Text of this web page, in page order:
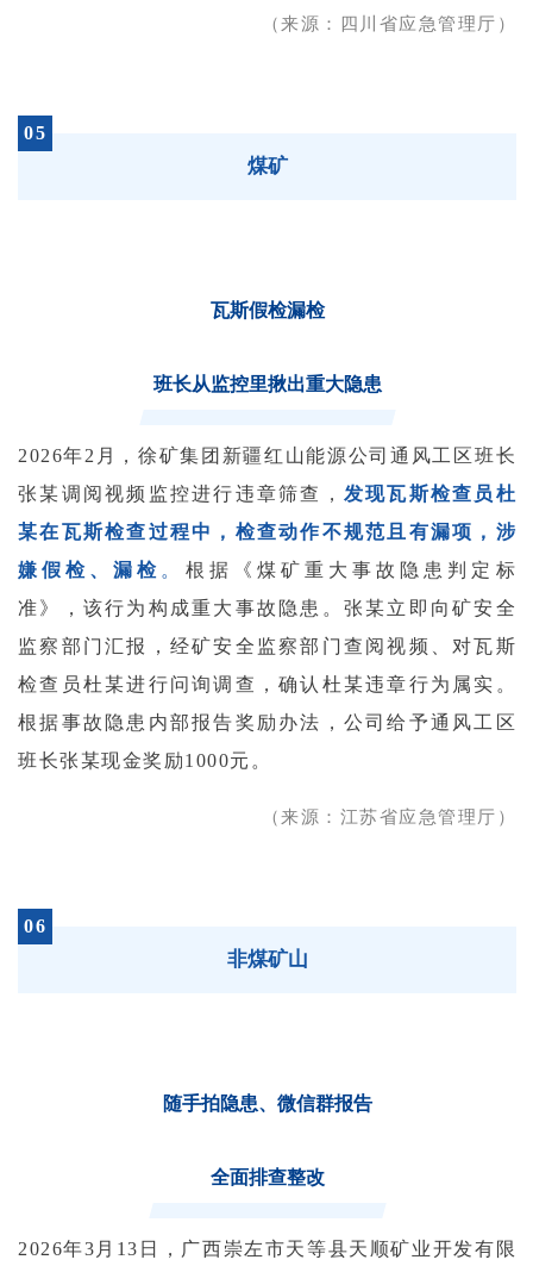
（来源：四川省应急管理厅）
05
煤矿
瓦斯假检漏检
班长从监控里揪出重大隐患
2026年2月，徐矿集团新疆红山能源公司通风工区班长
张某调阅视频监控进行违章筛查， 发现瓦斯检查员杜
某在瓦斯检查过程中，检查动作不规范且有漏项，涉
嫌假检、漏检 。 根据《煤矿重大事故隐患判定标
准》，该行为构成重大事故隐患。张某立即向矿安全
监察部门汇报，经矿安全监察部门查阅视频、对瓦斯
检查员杜某进行问询调查，确认杜某违章行为属实。
根据事故隐患内部报告奖励办法，公司给予通风工区
班长张某现金奖励1000元。
（来源：江苏省应急管理厅）
06
非煤矿山
随手拍隐患、微信群报告
全面排查整改
2026年3月13日，广西崇左市天等县天顺矿业开发有限